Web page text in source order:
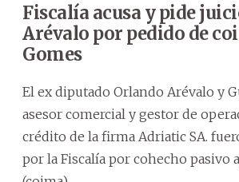
Fiscalía acusa y pide
Arévalo por pedido de
Gomes
El ex diputado Orlando Arévalo y
asesor comercial y gestor de
crédito de la firma Adriatic SA.
por la Fiscalía por cohecho pasivo